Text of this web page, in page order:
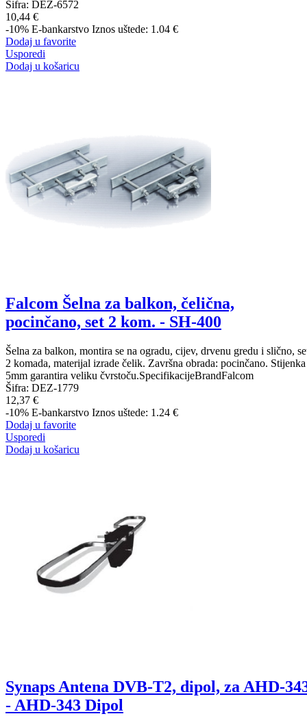
Šifra: DEZ-6572
10,44 €
-10% E-bankarstvo Iznos uštede: 1.04 €
Dodaj u favorite
Usporedi
Dodaj u košaricu
Falcom Šelna za balkon, čelična,
pocinčano, set 2 kom. - SH-400
Šelna za balkon, montira se na ogradu, cijev, drvenu gredu i slično,
2 komada, materijal izrade čelik. Završna obrada: pocinčano. Stijenka
5mm garantira veliku čvrstoču.SpecifikacijeBrandFalcom
Šifra: DEZ-1779
12,37 €
-10% E-bankarstvo Iznos uštede: 1.24 €
Dodaj u favorite
Usporedi
Dodaj u košaricu
Synaps Antena DVB-T2, dipol, za AHD-
- AHD-343 Dipol